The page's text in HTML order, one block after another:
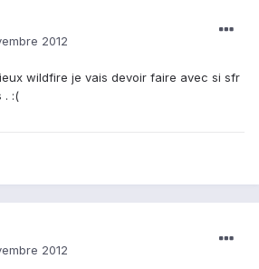
2012
wildfire je vais devoir faire avec si sfr
. :(
2012